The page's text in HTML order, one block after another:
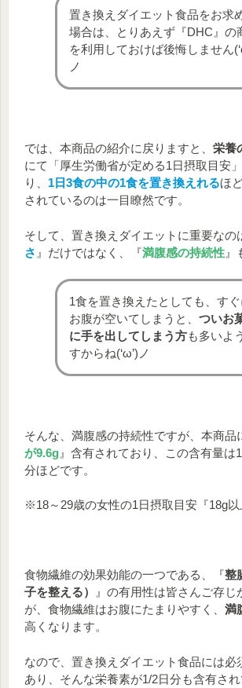
アシ
ン
20㎎ 11㎎
パン
トテ
ン酸
ビタ
ミン
B2
1.2㎎ 1.2㎎
ビタ
B6
ビタ
ミンA
ビタ
ミン
B12
3.1㎍ 2.4㎍
ビタ
ミンE
9.6㎎
「日本人の食事摂取基準（2020
定検討会報告書
置き換えダイエット食品をお求
場合は、とりあえず『DHC』の
を利用しておけば後悔しません
ノ
では、本商品の紹介に戻りますと、 栄養
にて「厚生労働省が定める1日摂取目安
り、 1日3食の中の1食を置き換えれるほ
されているのは一目瞭然です。
そして、置き換えダイエットに重要なの
さ 』だけではなく、『満腹感の持続性 』
1食を置き換えたとしても、すぐ
お腹が空いてしまうと、 ついお
に手を出してしまう方も多いよ
すからね(‘ω’)ノ
そんな、満腹感の持続性ですが、本商品
が9.6g 』含有されており、この含有量は
分ほどです。
※18～29歳の女性の1日摂取目安『18g以
食物繊維の効果効能の一つである、『整
子を整える）
』の有用性は皆さんご存じ
が、食物繊維はお腹にたまりやすく、 満
高くなります。
なので、置き換えダイエット食品には必
あり、そんな栄養素が1/2日分も含有され